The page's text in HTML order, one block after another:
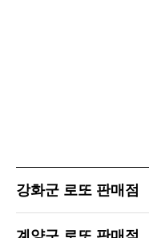
강화군 로또 판매점